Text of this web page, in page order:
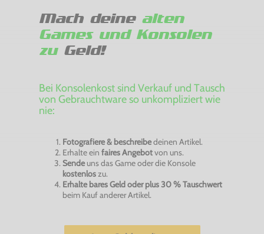
Mach deine alten
Games und Konsolen
zuGeld!
Bei Konsolenkost sind Verkauf und Tausch
von Gebrauchtware so unkompliziert wie
nie:
Fotografiere & beschreibedeinen Artikel.
Erhalte ein faires Angebotvon uns.
Sendeuns das Game oder die Konsole
kostenloszu.
Erhalte bares Geld oder plus 30 % Tauschwert
beim Kauf anderer Artikel.